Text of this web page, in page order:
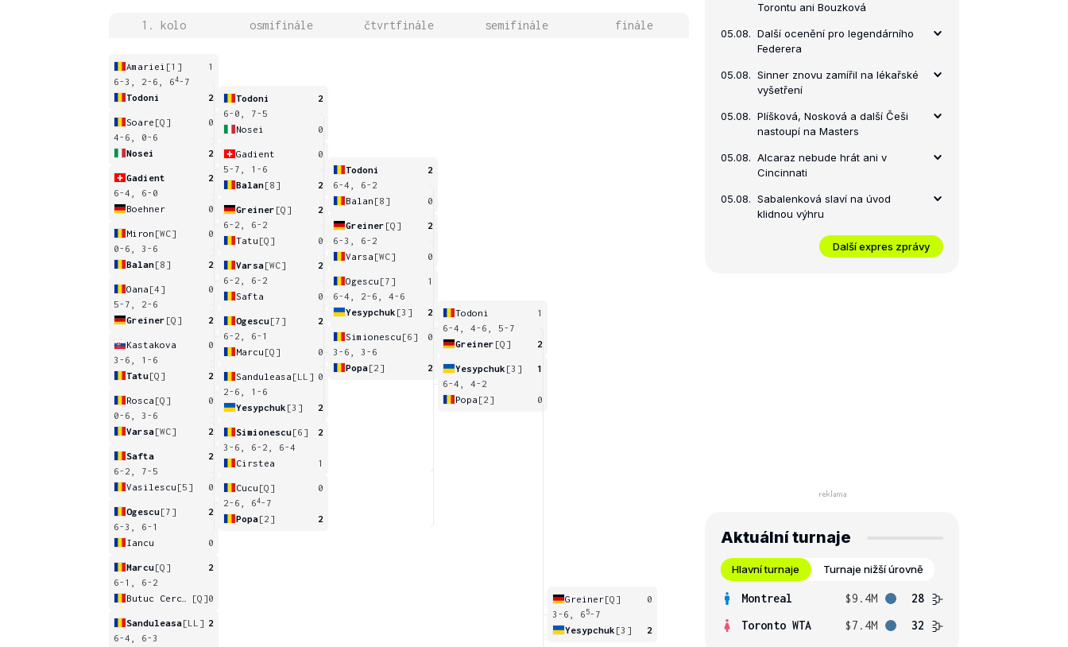
1. kolo osmifinále čtvrtfinále semifinále finále
Amariei [1]
1
6-3, 2-6, 64-7
Todoni
2
Soare [Q]
0
4-6, 0-6
Nosei
2
Gadient
2
6-4, 6-0
Boehner
0
Miron [WC]
0
0-6, 3-6
Balan[8] 2
Oana [4]
0
5-7, 2-6
Greiner [Q] 2
Kastakova
0
3-6, 1-6
Tatu[Q] 2
Rosca [Q]
0
0-6, 3-6
Varsa[WC] 2
Safta
2
6-2, 7-5
Vasilescu [5] 0
Ogescu[7]
2
6-3, 6-1
Iancu
0
Marcu[Q]
2
6-1, 6-2
[Q]0
Sanduleasa[LL] 2
6-4, 6-3
Todoni
2
6-0, 7-5
Nosei
0
Gadient
0
5-7, 1-6
Balan[8] 2
Greiner [Q]
2
6-2, 6-2
Tatu [Q] 0
Varsa[WC]
2
6-2, 6-2
Safta
0
Ogescu[7]
2
6-2, 6-1
Marcu [Q] 0
Sanduleasa [LL] 0
2-6, 1-6
Yesypchuk [3] 2
Simionescu[6]
2
3-6, 6-2, 6-4
Cirstea
1
Cucu [Q]
0
2-6, 64-7
Popa[2] 2
Todoni
2
6-4, 6-2
Balan [8] 0
Greiner [Q]
2
6-3, 6-2
Varsa [WC] 0
Ogescu [7]
1
6-4, 2-6, 4-6
Yesypchuk [3] 2
Simionescu [6]
0
3-6, 3-6
Popa[2] 2
Todoni
1
6-4, 4-6, 5-7
Greiner [Q] 2
Yesypchuk [3]
1
6-4, 4-2
Popa [2] 0
Greiner[Q]
0
3-6, 6 5-7
Yesypchuk [3] 2
Torontu ani Bouzková
05.08. Další ocenění pro legendárního
Federera
05.08. Sinner znovu zamířil na lékařské
vyšetření
05.08. Plíšková, Nosková a další Češi
nastoupí na Masters
05.08. Alcaraz nebude hrát ani v
Cincinnati
05.08. Sabalenková slaví na úvod
klidnou výhru
Další expres zprávy
Aktuální turnaje
Hlavní turnaje Turnaje nižší úrovně
Montreal $9.4M
28
Toronto WTA
$7.4M 32